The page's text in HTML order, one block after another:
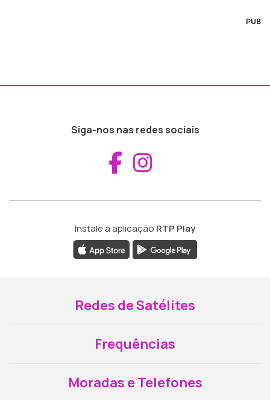
PUB
Siga-nos nas redes sociais
Aceder ao
Instale a aplicação RTP Play
Redes de Satélites
Frequências
Moradas e Telefones